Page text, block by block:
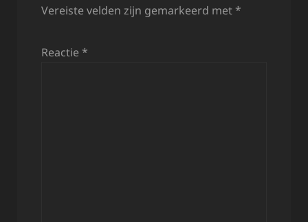
Vereiste velden zijn gemarkeerd met *
Reactie *